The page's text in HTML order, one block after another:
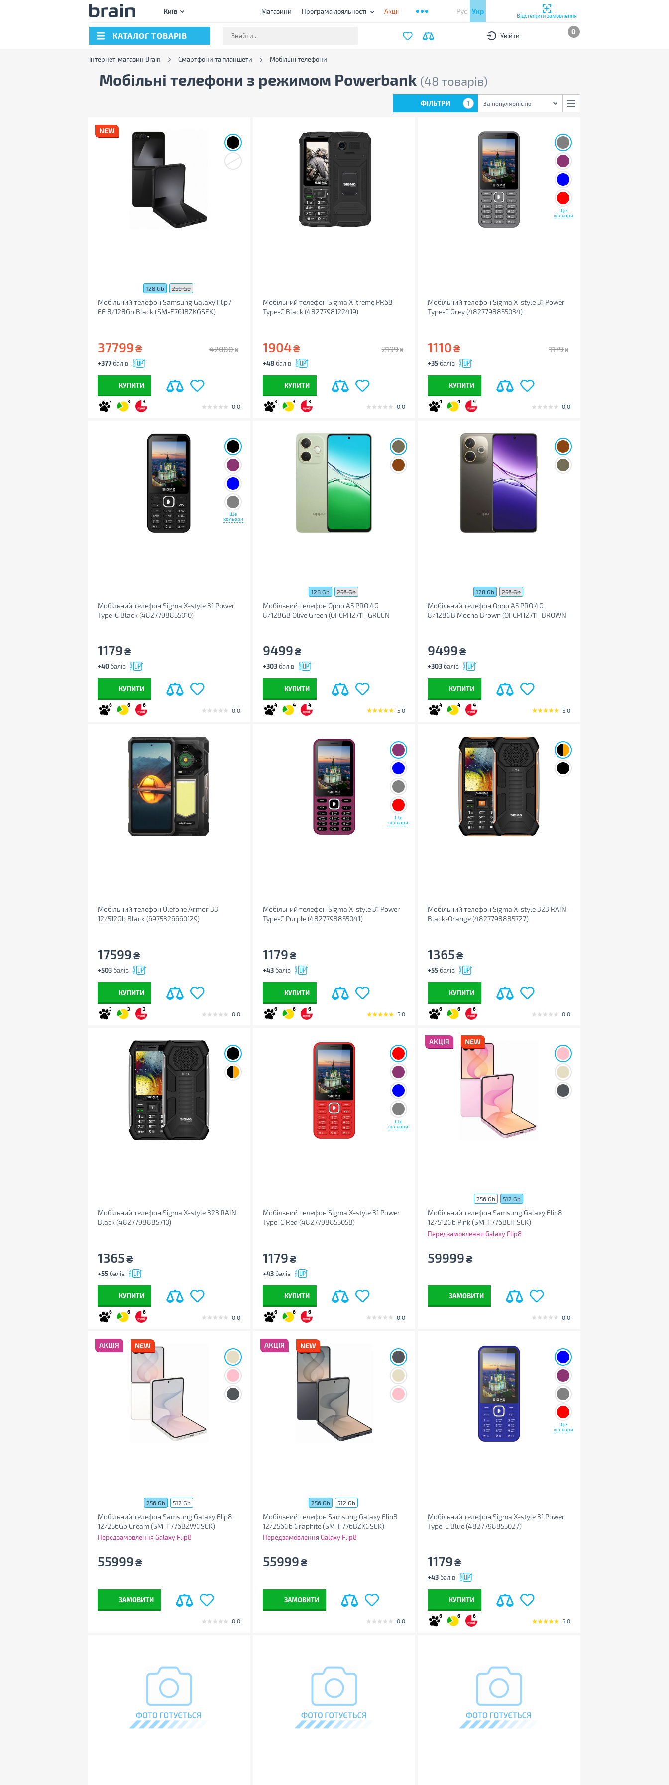
Київ Магазини Програма лояльності Акції Рус Укр
Відстежити замовлення
КАТАЛОГ ТОВАРІВ Увійти 0
Інтернет-магазин Brain Смартфони та планшети Мобільні телефони
Мобільні телефони з режимом Powerbank (48 товарів)
ФІЛЬТРИ 1 За популярністю
128 Gb 256 Gb
Мобільний телефон Samsung Galaxy Flip7
FE 8/128Gb Black (SM-F761BZKGSEK)
37799₴ 42000 ₴
+377 балів
КУПИТИ
3 3 3
0.0
Мобільний телефон Sigma X-treme PR68
Type-C Black (4827798122419)
1904₴ 2199 ₴
+48балів
КУПИТИ
3 3 3
0.0
Ще
кольори
Мобільний телефон Sigma X-style 31 Power
Type-C Grey (4827798855034)
1110₴ 1179 ₴
+35 балів
КУПИТИ
4 4 4
0.0
Ще
кольори
Мобільний телефон Sigma X-style 31 Power
Type-C Black (4827798855010)
1179₴
+40 балів
КУПИТИ
6 6 6
0.0
128 Gb 256 Gb
Мобільний телефон Oppo A5 PRO 4G
8/128GB Olive Green (OFCPH2711_GREEN
9499₴
+303балів
КУПИТИ
4 4 4
5.0
128 Gb 256 Gb
Мобільний телефон Oppo A5 PRO 4G
8/128GB Mocha Brown (OFCPH2711_BROWN
9499₴
+303 балів
КУПИТИ
4 4 4
5.0
Мобільний телефон Ulefone Armor 33
12/512Gb Black (6975326660129)
17599₴
+503 балів
КУПИТИ
3 3 3
0.0
Ще
кольори
Мобільний телефон Sigma X-style 31 Power
Type-C Purple (4827798855041)
1179₴
+43балів
КУПИТИ
6 6 6
5.0
Мобільний телефон Sigma X-style 323 RAIN
Black-Orange (4827798885727)
1365₴
+55 балів
КУПИТИ
6 6 6
0.0
Мобільний телефон Sigma X-style 323 RAIN
Black (4827798885710)
1365₴
+55 балів
КУПИТИ
6 6 6
0.0
Ще
кольори
Мобільний телефон Sigma X-style 31 Power
Type-C Red (4827798855058)
1179₴
+43балів
КУПИТИ
6 6 6
0.0
АКЦІЯ
256 Gb 512 Gb
Мобільний телефон Samsung Galaxy Flip8
12/512Gb Pink (SM-F776BLIHSEK)
Передзамовлення Galaxy Flip8
59999₴
ЗАМОВИТИ
0.0
АКЦІЯ
256 Gb 512 Gb
Мобільний телефон Samsung Galaxy Flip8
12/256Gb Cream (SM-F776BZWGSEK)
Передзамовлення Galaxy Flip8
55999₴
ЗАМОВИТИ
0.0
АКЦІЯ
256 Gb 512 Gb
Мобільний телефон Samsung Galaxy Flip8
12/256Gb Graphite (SM-F776BZKGSEK)
Передзамовлення Galaxy Flip8
55999₴
ЗАМОВИТИ
0.0
Ще
кольори
Мобільний телефон Sigma X-style 31 Power
Type-C Blue (4827798855027)
1179₴
+43 балів
КУПИТИ
6 6 6
5.0